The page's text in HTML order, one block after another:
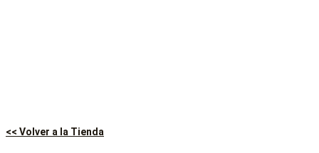
<< Volver a la Tienda